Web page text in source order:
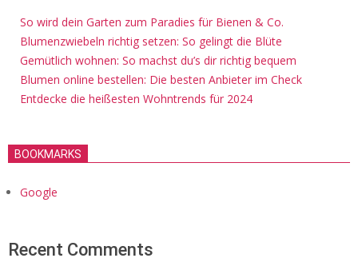
So wird dein Garten zum Paradies für Bienen & Co.
Blumenzwiebeln richtig setzen: So gelingt die Blüte
Gemütlich wohnen: So machst du’s dir richtig bequem
Blumen online bestellen: Die besten Anbieter im Check
Entdecke die heißesten Wohntrends für 2024
BOOKMARKS
Google
Recent Comments